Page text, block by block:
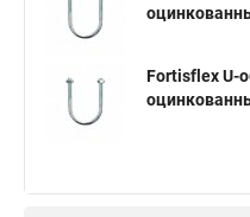
Fortisflex U-